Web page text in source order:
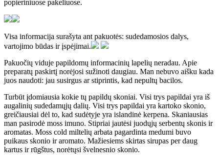
popieriniuose pakeliuose.
Visa informacija surašyta ant pakuotės: sudedamosios dalys,
vartojimo būdas ir įspėjimai.
Pakuočių viduje papildomų informacinių lapelių neradau. Apie
preparatų paskirtį norėjosi sužinoti daugiau. Man nebuvo aišku kada
juos naudoti: jau susirgus ar stiprintis, kad nepultų bacilos.
Turbūt įdomiausia kokie tų papildų skoniai. Visi trys papildai yra iš
augalinių sudedamųjų dalių. Visi trys papildai yra kartoko skonio,
greičiausiai dėl to, kad sudėtyje yra islandinė kerpena. Skaniausias
man pasirodė moss imuno. Stipriai jautėsi juodųjų serbentų skonis ir
aromatas. Moss cold miltelių arbata pagardinta medumi buvo
puikaus skonio ir aromato. Mažiesiems skirtas sirupas per daug
kartus ir rūgštus, norėtųsi švelnesnio skonio.